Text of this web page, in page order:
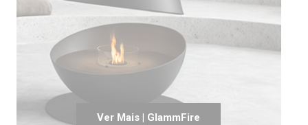
Ver Mais | GlammFire